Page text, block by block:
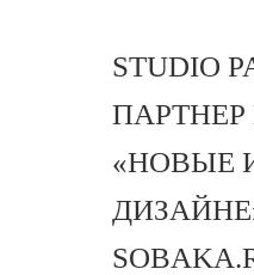
STUDIO
«НОВЫЕ